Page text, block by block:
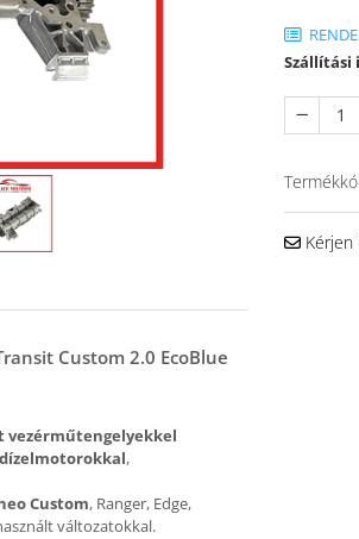
Szállítási
Custom 2.0 EcoBlue
,
Custom, Ranger, Edge,
változatokkal.